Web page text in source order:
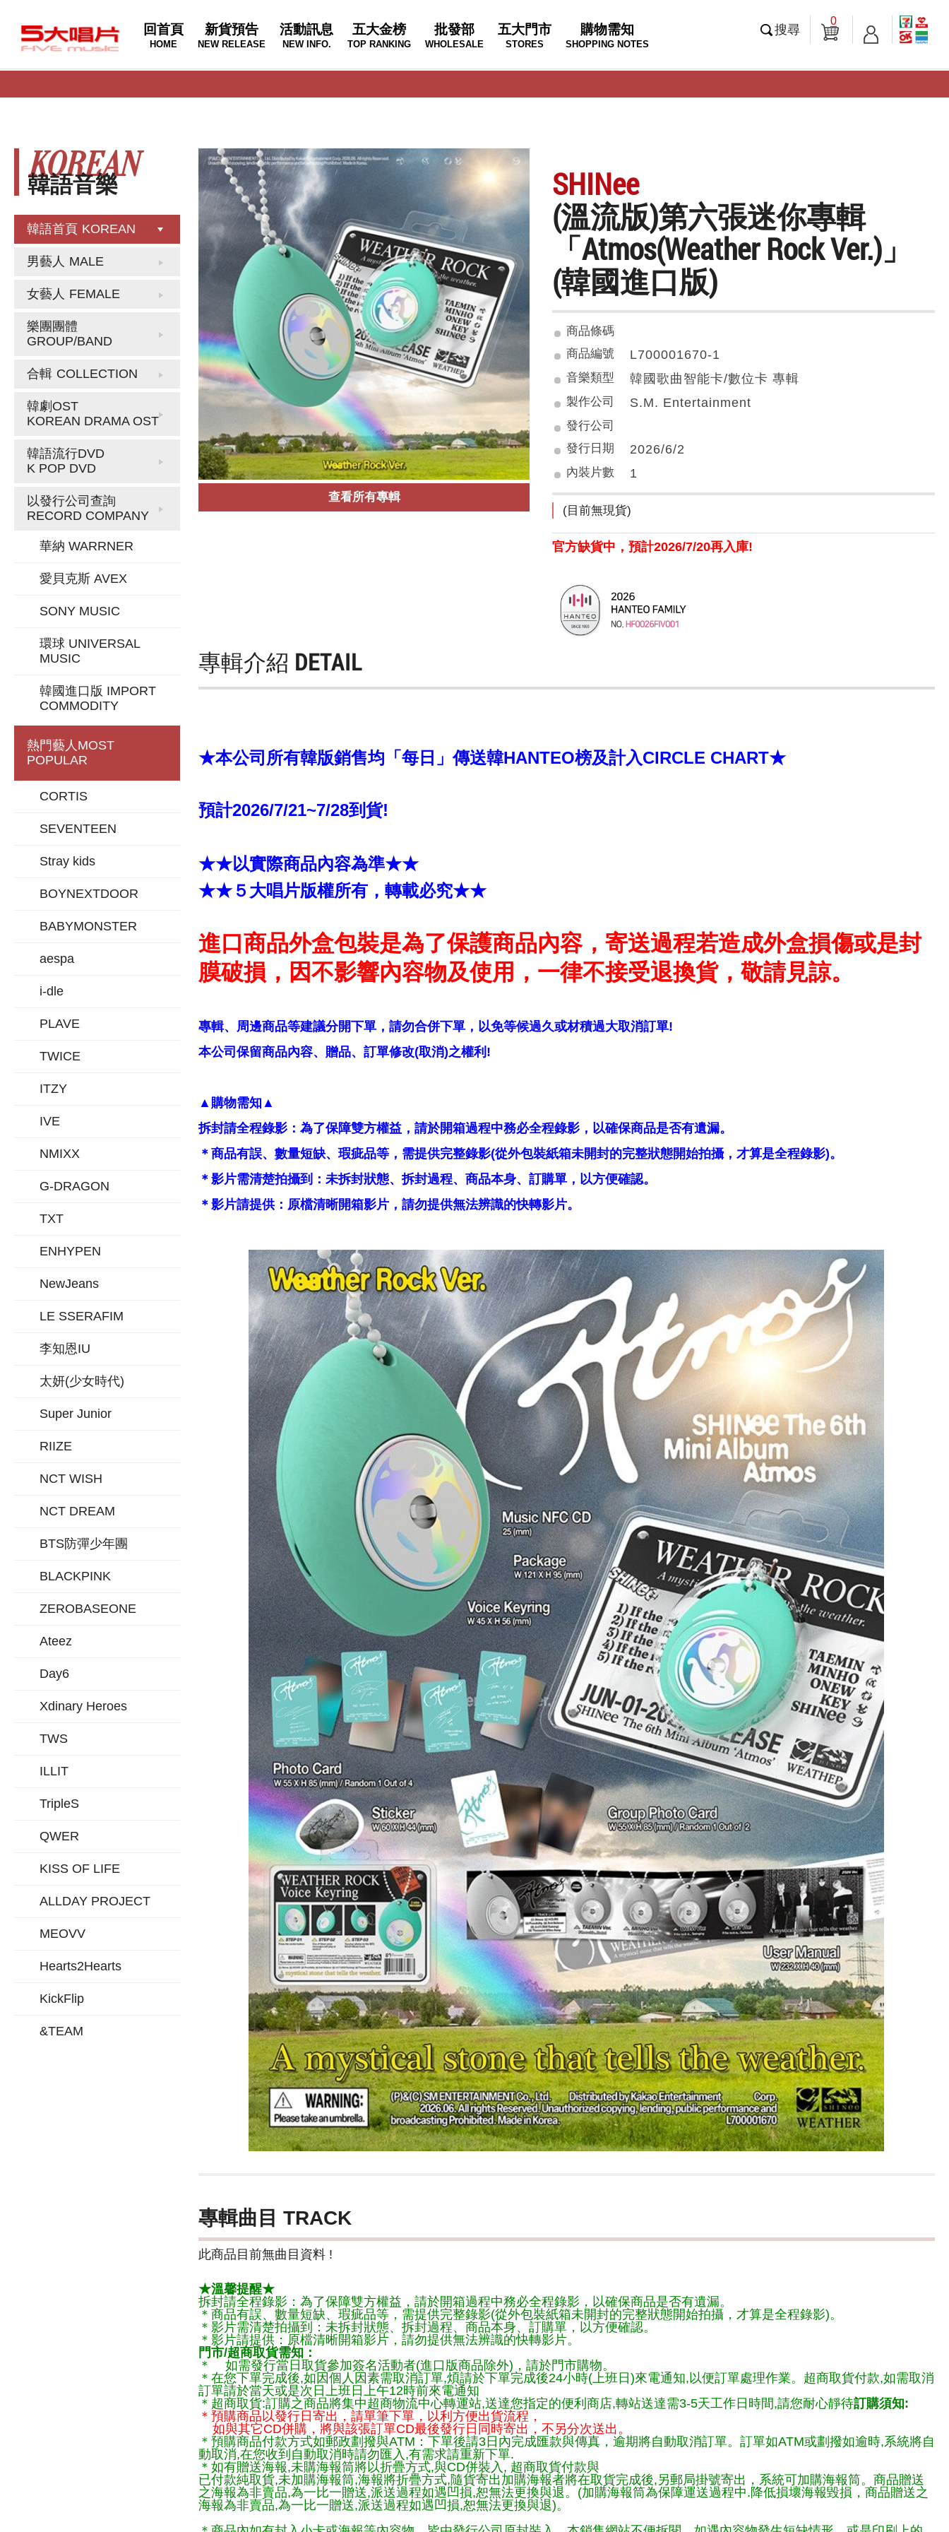
回首頁
HOME
新貨預告
NEW RELEASE
活動訊息
NEW INFO.
五大金榜
TOP RANKING
批發部
WHOLESALE
五大門市
STORES
購物需知
SHOPPING NOTES
搜尋
0
韓語音樂
KOREAN
韓語首頁 KOREAN
男藝人 MALE
女藝人 FEMALE
樂團團體
GROUP/BAND
合輯 COLLECTION
韓劇OST
KOREAN DRAMA OST
韓語流行DVD
K POP DVD
以發行公司查詢
RECORD COMPANY
華納 WARRNER
愛貝克斯 AVEX
SONY MUSIC
環球 UNIVERSAL
MUSIC
韓國進口版 IMPORT
COMMODITY
熱門藝人 MOST
POPULAR
CORTIS
SEVENTEEN
Stray kids
BOYNEXTDOOR
BABYMONSTER
aespa
i-dle
PLAVE
TWICE
ITZY
IVE
NMIXX
G-DRAGON
TXT
ENHYPEN
NewJeans
LE SSERAFIM
李知恩IU
太妍(少女時代)
Super Junior
RIIZE
NCT WISH
NCT DREAM
BTS防彈少年團
BLACKPINK
ZEROBASEONE
Ateez
Day6
Xdinary Heroes
TWS
ILLIT
TripleS
QWER
KISS OF LIFE
ALLDAY PROJECT
MEOVV
Hearts2Hearts
KickFlip
&TEAM
查看所有專輯
SHINee
(溫流版)第六張迷你專輯
「Atmos(Weather Rock Ver.)」
(韓國進口版)
商品條碼
商品編號
L700001670-1
音樂類型 韓國歌曲智能卡/數位卡 專輯
製作公司 S.M. Entertainment
發行公司
發行日期
2026/6/2
內裝片數 1
(目前無現貨)
官方缺貨中，預計2026/7/20再入庫!
專輯介紹 DETAIL
★本公司所有韓版銷售均「每日」傳送韓HANTEO榜及計入CIRCLE CHART★
預計2026/7/21~7/28到貨!
★★以實際商品內容為準★★
★★５大唱片版權所有，轉載必究★★
進口商品外盒包裝是為了保護商品內容，寄送過程若造成外盒損傷或是封
膜破損，因不影響內容物及使用，一律不接受退換貨，敬請見諒。
專輯、周邊商品等建議分開下單，請勿合併下單，以免等候過久或材積過大取消訂單!
本公司保留商品內容、贈品、訂單修改(取消)之權利!
▲購物需知▲
拆封請全程錄影：為了保障雙方權益，請於開箱過程中務必全程錄影，以確保商品是否有遺漏。
＊商品有誤、數量短缺、瑕疵品等，需提供完整錄影(從外包裝紙箱未開封的完整狀態開始拍攝，才算是全程錄影)。
＊影片需清楚拍攝到：未拆封狀態、拆封過程、商品本身、訂購單，以方便確認。
＊影片請提供：原檔清晰開箱影片，請勿提供無法辨識的快轉影片。
專輯曲目 TRACK
此商品目前無曲目資料 !
★溫馨提醒★
拆封請全程錄影：為了保障雙方權益，請於開箱過程中務必全程錄影，以確保商品是否有遺漏。
＊商品有誤、數量短缺、瑕疵品等，需提供完整錄影(從外包裝紙箱未開封的完整狀態開始拍攝，才算是全程錄影)。
＊影片需清楚拍攝到：未拆封狀態、拆封過程、商品本身、訂購單，以方便確認。
＊影片請提供：原檔清晰開箱影片，請勿提供無法辨識的快轉影片。
門市/超商取貨需知：
＊ 如需發行當日取貨參加簽名活動者(進口版商品除外)，請於門市購物。
＊在您下單完成後,如因個人因素需取消訂單,煩請於下單完成後24小時(上班日)來電通知,以便訂單處理作業。超商取貨付款,如需取消
訂單請於當天或是次日上班日上午12時前來電通知
＊超商取貨:訂購之商品將集中超商物流中心轉運站,送達您指定的便利商店,轉站送達需3-5天工作日時間,請您耐心靜待訂購須知:
＊預購商品以發行日寄出，請單筆下單，以利方便出貨流程，
如與其它CD併購，將與該張訂單CD最後發行日同時寄出，不另分次送出。
＊預購商品付款方式如郵政劃撥與ATM：下單後請3日內完成匯款與傳真，逾期將自動取消訂單。訂單如ATM或劃撥如逾時,系統將自
動取消,在您收到自動取消時請勿匯入,有需求請重新下單.
＊如有贈送海報,未購海報筒將以折疊方式,與CD併裝入, 超商取貨付款與
已付款純取貨,未加購海報筒,海報將折疊方式,隨貨寄出加購海報者將在取貨完成後,另郵局掛號寄出，系統可加購海報筒。商品贈送
之海報為非賣品,為一比一贈送,派送過程如遇凹損,恕無法更換與退。(加購海報筒為保障運送過程中.降低損壞海報毀損，商品贈送之
海報為非賣品,為一比一贈送,派送過程如遇凹損,恕無法更換與退)。